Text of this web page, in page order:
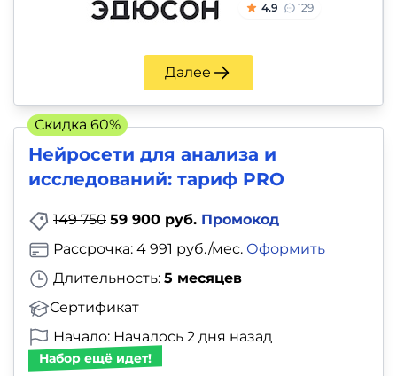
4.9 129
Далее
Нейросети для анализа и
исследований: тариф PRO
149 750 59 900 руб. Промокод
Длительность: 5 месяцев
Сертификат
Рассрочка: 4 991 руб./мес. Оформить
Начало: Началось 2 дня назад
Набор ещё идет!
Скидка 60%